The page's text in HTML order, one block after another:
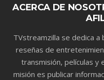
ACERCA DE
TVstreamzilla se dedica
reseñas de
transmisión, películas
misión es publicar